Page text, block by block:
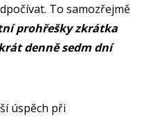
To samozřejmě
prohřešky zkrátka
denně sedm dní
úspěch při